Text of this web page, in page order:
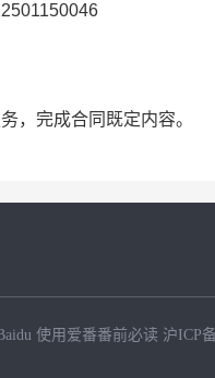
，完成合同既定内容。
使用爱番番前必读 沪ICP